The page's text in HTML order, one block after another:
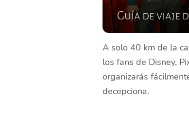
Guía de viaje
A solo 40 km de la
los fans de Disney,
organizarás
decepciona.